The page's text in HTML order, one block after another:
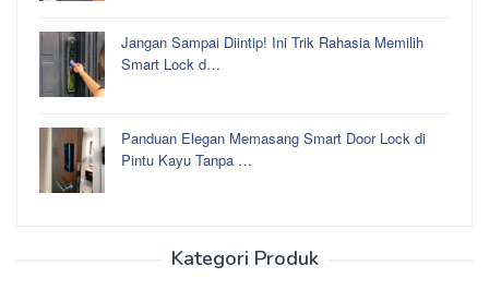
Jangan Sampai Diintip! Ini Trik Rahasia Memilih
Smart Lock d…
Panduan Elegan Memasang Smart Door Lock di
Pintu Kayu Tanpa …
Kategori Produk